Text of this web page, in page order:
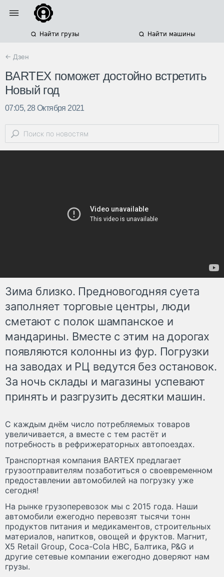
Найти грузы Найти машины
← Дзен
BARTEX поможет достойно встретить
Новый год
07:05, 28 Октября 2021
Зима близко. Предновогодняя суета
заполняет торговые центры, люди
сметают с полок шампанское и
мандарины. Вместе с этим на дорогах
появляются колонны из фур. Погрузки
на заводах и РЦ ведутся без остановок.
За ночь склады и магазины успевают
принять и разгрузить десятки машин.
С каждым днём число потребляемых товаров
увеличивается, а вместе с тем растёт и
потребность в рефрижераторных автопоездах.
Транспортная компания BARTEX предлагает
грузоотправителям позаботиться о своевременном
предоставлении автомобилей на погрузку уже
сегодня!
На рынке грузоперевозок мы с 2015 года. Наши
автомобили ежегодно перевозят тысячи тонн
продуктов питания и медикаментов, строительных
материалов, напитков, овощей и фруктов. Магнит,
X5 Retail Group, Coca-Cola HBC, Балтика, P&G и
другие сетевые компании ежегодно доверяют нам
грузы.